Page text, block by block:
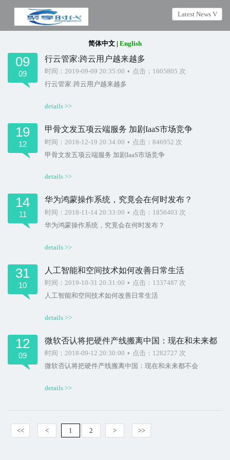
行云管家:跨云用户越来越多
时间：2019-09-09 20:35:00 • 点击：1605805 次
行云管家:跨云用户越来越多
details >>
09
09
甲骨文发五项云端服务 加剧IaaS市场竞争
时间：2018-12-19 20:34:00 • 点击：846952 次
甲骨文发五项云端服务 加剧IaaS市场竞争
details >>
19
12
华为鸿蒙操作系统，究竟会在何时发布？
时间：2018-11-14 20:33:00 • 点击：1856403 次
华为鸿蒙操作系统，究竟会在何时发布？
details >>
14
11
人工智能和空间技术如何改善日常生活
时间：2019-10-31 20:31:00 • 点击：1337487 次
人工智能和空间技术如何改善日常生活
details >>
31
10
微软否认将把硬件产线搬离中国：现在和未来都
不会
时间：2018-09-12 20:30:00 • 点击：1282727 次
微软否认将把硬件产线搬离中国：现在和未来都不会
details >>
12
09
<< < 1 2 > >>
Latest News V
简体中文 | English